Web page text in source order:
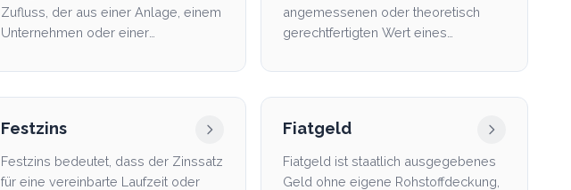
Zufluss, der aus einer Anlage, einem
Unternehmen oder einer
angemessenen oder theoretisch
gerechtfertigten Wert eines
bestimmte...
Festzins
Festzins bedeutet, dass der Zinssatz
für eine vereinbarte Laufzeit oder
Fiatgeld
Fiatgeld ist staatlich ausgegebenes
Geld ohne eigene Rohstoffdeckung,